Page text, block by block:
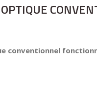
conventionnel